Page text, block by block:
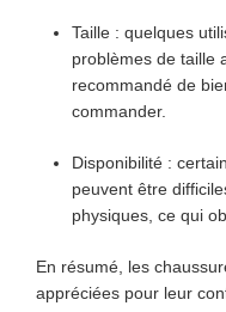
Taille : quelques
problèmes de taille
recommandé de
commander.
Disponibilité :
peuvent être
physiques, ce qui
En résumé, les
appréciées pour leur